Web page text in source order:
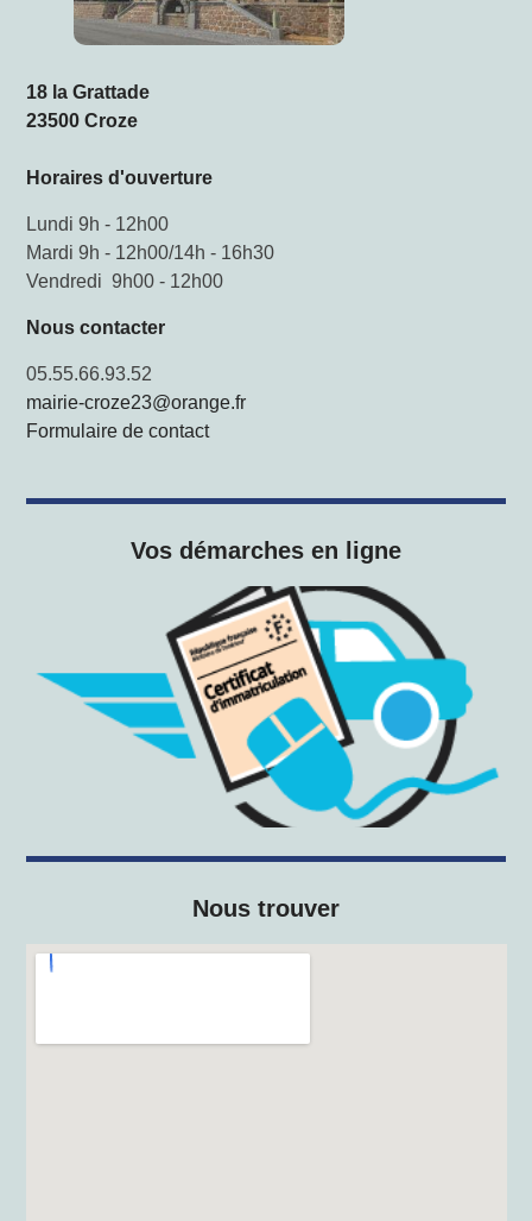
18 la Grattade
23500 Croze
Horaires d'ouverture
Lundi 9h - 12h00
Mardi 9h - 12h00/14h - 16h30
Vendredi 9h00 - 12h00
Nous contacter
05.55.66.93.52
mairie-croze23@orange.fr
Formulaire de contact
Vos démarches en ligne
Nous trouver